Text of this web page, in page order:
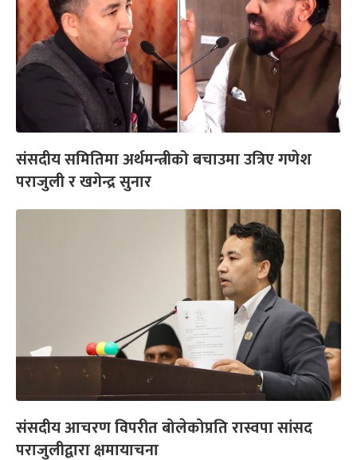
संसदीय समितिमा अर्थमन्त्रीको बचाउमा उत्रिए गणेश
पराजुली र खगेन्द्र सुनार
संसदीय आचरण विपरीत बोलेकोप्रति रास्वपा सांसद
पराजुलीद्वारा क्षमायाचना